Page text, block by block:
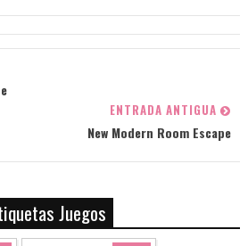
ENTRADA ANTIGUA
New Modern Room Escape
Juegos